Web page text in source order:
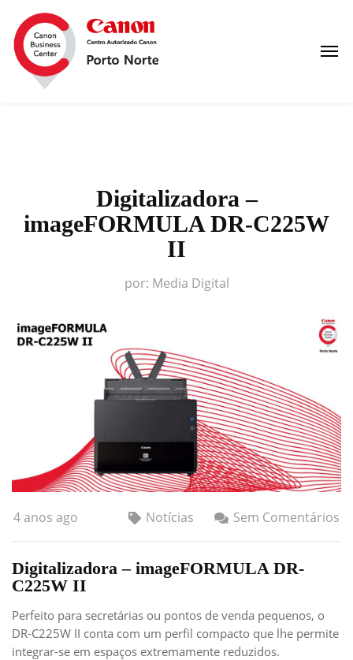
Digitalizadora –
imageFORMULA DR-C225W
II
por: Media Digital
4 anos ago Notícias Sem Comentários
Digitalizadora – imageFORMULA DR-
C225W II
Perfeito para secretárias ou pontos de venda pequenos, o
DR-C225W II conta com um perfil compacto que lhe permite
integrar-se em espaços extremamente reduzidos.